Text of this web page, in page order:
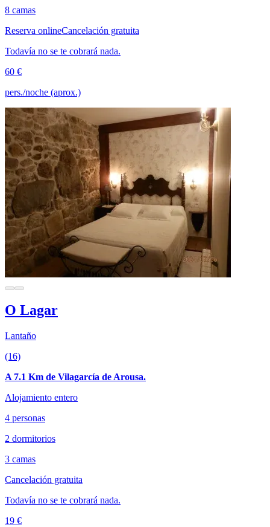
8 camas
Reserva onlineCancelación gratuita
Todavía no se te cobrará nada.
60 €
pers./noche (aprox.)
O Lagar
Lantaño
(16)
A 7.1 Km de Vilagarcía de Arousa.
Alojamiento entero
4 personas
2 dormitorios
3 camas
Cancelación gratuita
Todavía no se te cobrará nada.
19 €